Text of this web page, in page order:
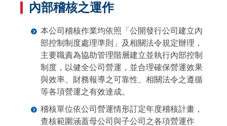
內部稽核之運作
本公司稽核作業均依照「公開發行公司建立內
部控制制度處理準則」及相關法令規定辦理，
主要職責為協助管理階層建立並執行內部控制
制度，以健全公司營運，並合理確保營運效果
與效率、財務報導之可靠性、相關法令之遵循
等各項營運之有效達成。
稽核單位依公司營運情形訂定年度稽核計畫，
查核範圍涵蓋母公司與子公司之各項營運作